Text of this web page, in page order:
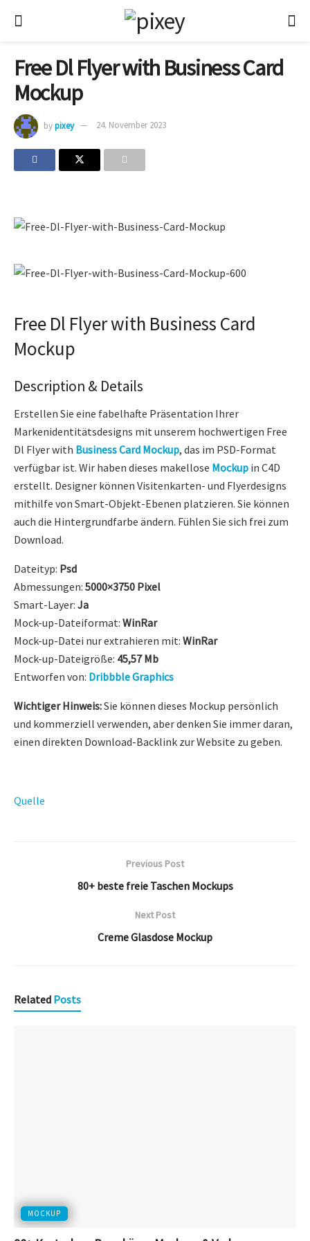
Free Dl Flyer with Business Card
Mockup
bypixey 24. November 2023
Free Dl Flyer with Business Card
Mockup
Description & Details
Erstellen Sie eine fabelhafte Präsentation Ihrer
Markenidentitätsdesigns mit unserem hochwertigen Free
Dl Flyer with Business Card Mockup, das im PSD-Format
verfügbar ist. Wir haben dieses makellose Mockup in C4D
erstellt. Designer können Visitenkarten- und Flyerdesigns
mithilfe von Smart-Objekt-Ebenen platzieren. Sie können
auch die Hintergrundfarbe ändern. Fühlen Sie sich frei zum
Download.
Dateityp: Psd
Abmessungen: 5000×3750 Pixel
Smart-Layer: Ja
Mock-up-Dateiformat: WinRar
Mock-up-Datei nur extrahieren mit: WinRar
Mock-up-Dateigröße: 45,57 Mb
Entworfen von: Dribbble Graphics
Wichtiger Hinweis:Sie können dieses Mockup persönlich
und kommerziell verwenden, aber denken Sie immer daran,
einen direkten Download-Backlink zur Website zu geben.
Quelle
Previous Post
80+ beste freie Taschen Mockups
Next Post
Creme Glasdose Mockup
Related Posts
MOCKUP